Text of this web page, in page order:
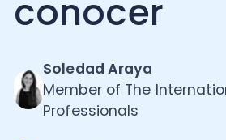
Soledad Araya
Professionals
Lo lees en 7 minutos